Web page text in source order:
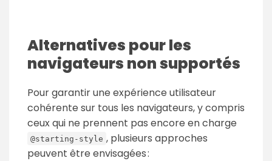
Alternatives pour les
navigateurs non supportés
Pour garantir une expérience utilisateur
cohérente sur tous les navigateurs, y compris
ceux qui ne prennent pas encore en charge
@starting-style , plusieurs approches
peuvent être envisagées :